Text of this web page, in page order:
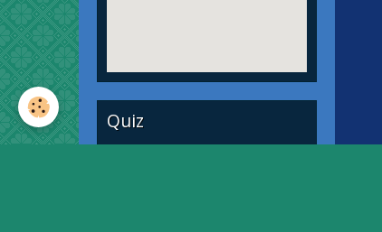
Quiz